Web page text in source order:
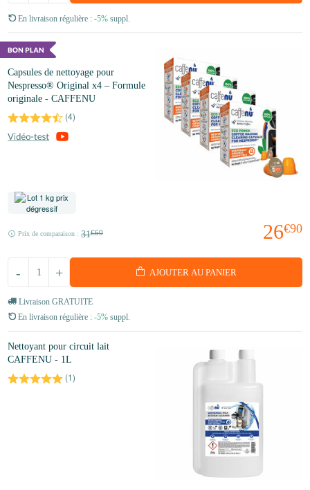
En livraison régulière : -5% suppl.
Capsules de nettoyage pour
Nespresso® Original x4 – Formule
originale - CAFFENU
(4)
26€90
Prix de comparaison : 31€60
+
- AJOUTER AU PANIER
Livraison GRATUITE
En livraison régulière : -5% suppl.
Nettoyant pour circuit lait
CAFFENU - 1L
(1)